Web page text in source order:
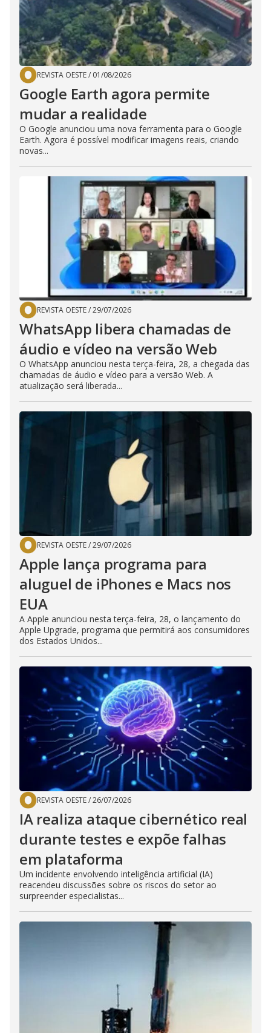
REVISTA OESTE/ 01/08/2026
Google Earth agora permite
mudar a realidade
O Google anunciou uma nova ferramenta para o Google
Earth. Agora é possível modificar imagens reais, criando
novas...
REVISTA OESTE/29/07/2026
WhatsApp libera chamadas de
áudio e vídeo na versão Web
O WhatsApp anunciou nesta terça-feira, 28, a chegada das
chamadas de áudio e vídeo para a versão Web. A
atualização será liberada...
REVISTA OESTE/29/07/2026
Apple lança programa para
aluguel de iPhones e Macs nos
EUA
A Apple anunciou nesta terça-feira, 28, o lançamento do
Apple Upgrade, programa que permitirá aos consumidores
dos Estados Unidos...
REVISTA OESTE/26/07/2026
IA realiza ataque cibernético real
durante testes e expõe falhas
em plataforma
Um incidente envolvendo inteligência artificial (IA)
reacendeu discussões sobre os riscos do setor ao
surpreender especialistas...